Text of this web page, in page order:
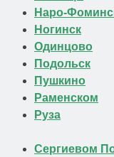
Наро-
Ногинск
Одинцово
Подольск
Пушкино
Раменском
Руза
Сергиевом